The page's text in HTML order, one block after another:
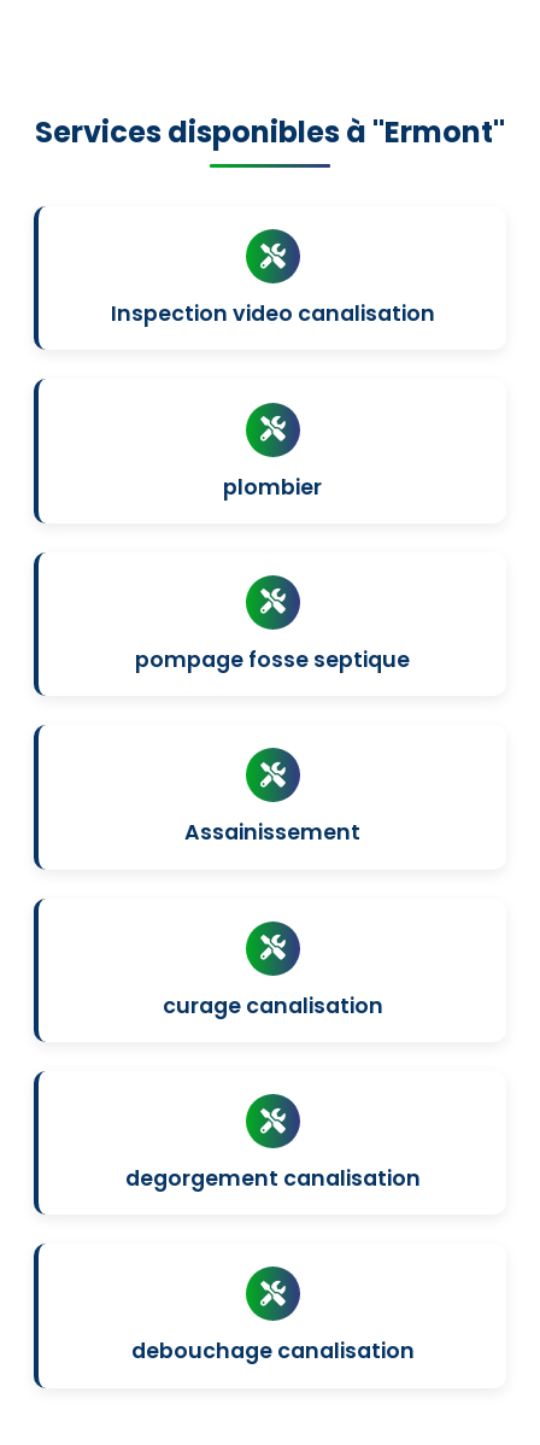
Services disponibles à "Ermont"
Inspection video canalisation
plombier
pompage fosse septique
Assainissement
curage canalisation
degorgement canalisation
debouchage canalisation